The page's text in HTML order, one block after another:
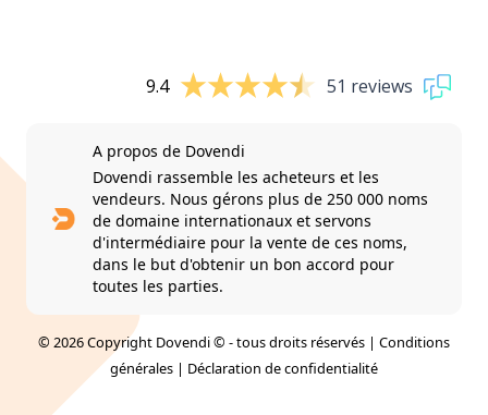
9.4 51 reviews
A propos de Dovendi
Dovendi rassemble les acheteurs et les
vendeurs. Nous gérons plus de 250 000 noms
de domaine internationaux et servons
d'intermédiaire pour la vente de ces noms,
dans le but d'obtenir un bon accord pour
toutes les parties.
© 2026 Copyright Dovendi © - tous droits réservés | Conditions
générales | Déclaration de confidentialité